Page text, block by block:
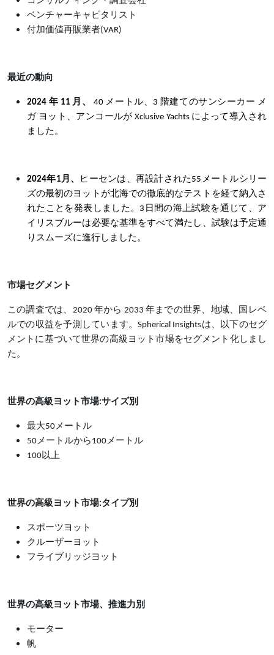
ベンチャーキャピタリスト
付加価値再販業者(VAR)
最近の動向
2024 年 11 月、
40 メートル、3 階建てのサンシーカー メ
ガ ヨット、アンコールが Xclusive Yachts によって導入され
ました。
2024年1月、
ヒーセンは、再設計された55メートルシリー
ズの最初のヨットが北海での徹底的なテストを経て納入さ
れたことを発表しました。3日間の海上試験を通じて、ア
イリスブルーは必要な基準をすべて満たし、試験は予定通
りスムーズに進行しました。
市場セグメント
この調査では、 2020 年から 2033 年までの世界、地域、国レベ
ルでの収益を予測しています。Spherical Insightsは、以下のセグ
メントに基づいて世界の高級ヨット市場をセグメント化しまし
た。
世界の高級ヨット市場:サイズ別
最大50メートル
50メートルから100メートル
100以上
世界の高級ヨット市場:タイプ別
スポーツヨット
クルーザーヨット
フライブリッジヨット
世界の高級ヨット市場、推進力別
モーター
帆